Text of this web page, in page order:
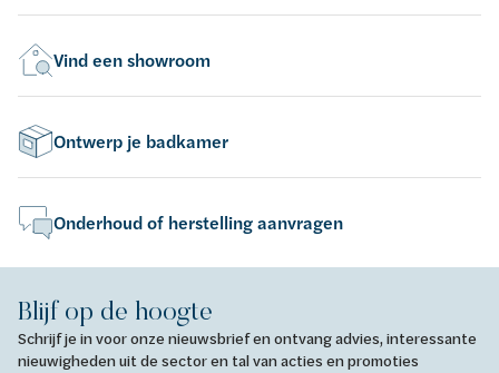
Vind een showroom
Ontwerp je badkamer
Onderhoud of herstelling aanvragen
Blijf op de hoogte
Schrijf je in voor onze nieuwsbrief en ontvang advies, interessante
nieuwigheden uit de sector en tal van acties en promoties